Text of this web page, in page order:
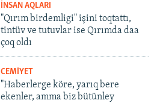
İNSAN AQLARI
"Qırım birdemligi" işini toqtattı,
tintüv ve tutuvlar ise Qırımda daa
çoq oldı
CEMİYET
"Haberlerge köre, yarıq bere
ekenler, amma biz bütünley